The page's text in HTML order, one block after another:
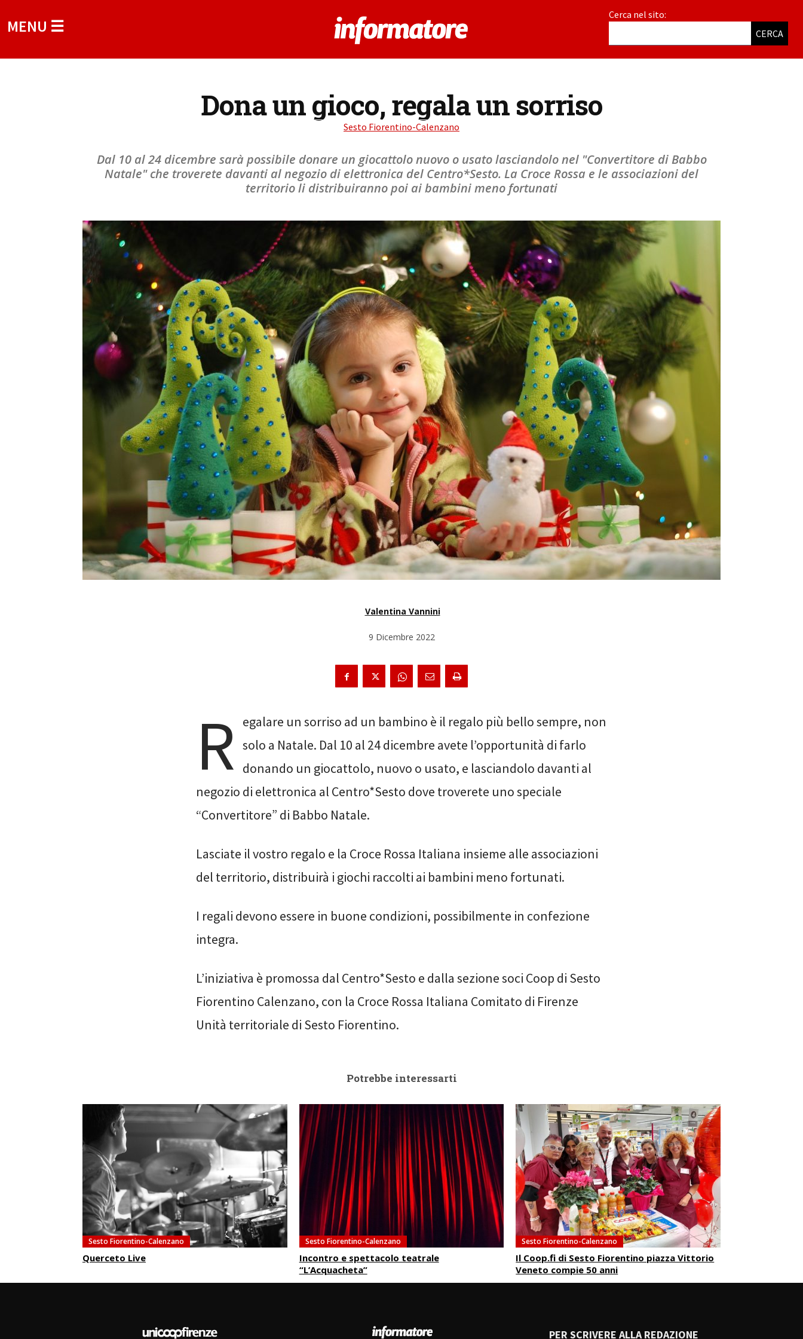
MENU ☰
Cerca nel sito:
CERCA
Dona un gioco, regala un sorriso
Sesto Fiorentino-Calenzano
Dal 10 al 24 dicembre sarà possibile donare un giocattolo nuovo o usato lasciandolo nel "Convertitore di Babbo
Natale" che troverete davanti al negozio di elettronica del Centro*Sesto. La Croce Rossa e le associazioni del
territorio li distribuiranno poi ai bambini meno fortunati
Valentina Vannini
9 Dicembre 2022
R egalare un sorriso ad un bambino è il regalo più bello sempre, non
solo a Natale. Dal 10 al 24 dicembre avete l’opportunità di farlo
donando un giocattolo, nuovo o usato, e lasciandolo davanti al
negozio di elettronica al Centro*Sesto dove troverete uno speciale
“Convertitore” di Babbo Natale.
Lasciate il vostro regalo e la Croce Rossa Italiana insieme alle associazioni
del territorio, distribuirà i giochi raccolti ai bambini meno fortunati.
I regali devono essere in buone condizioni, possibilmente in confezione
integra.
L’iniziativa è promossa dal Centro*Sesto e dalla sezione soci Coop di Sesto
Fiorentino Calenzano, con la Croce Rossa Italiana Comitato di Firenze
Unità territoriale di Sesto Fiorentino.
Potrebbe interessarti
Sesto Fiorentino-Calenzano
Querceto Live
Sesto Fiorentino-Calenzano
Incontro e spettacolo teatrale
“L’Acquacheta”
Sesto Fiorentino-Calenzano
Il Coop.fi di Sesto Fiorentino piazza Vittorio
Veneto compie 50 anni
PER SCRIVERE ALLA REDAZIONE